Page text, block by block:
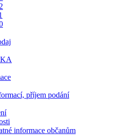
příjem podání
informace občanům